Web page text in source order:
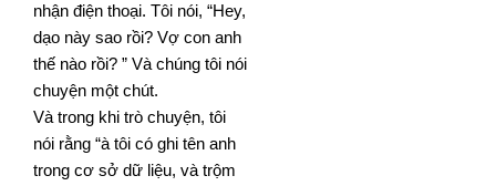
nhận điện thoại. Tôi nói, “Hey,
dạo này sao rồi? Vợ con anh
thế nào rồi? ” Và chúng tôi nói
chuyện một chút.
Và trong khi trò chuyện, tôi
nói rằng “à tôi có ghi tên anh
trong cơ sở dữ liệu, và trộm